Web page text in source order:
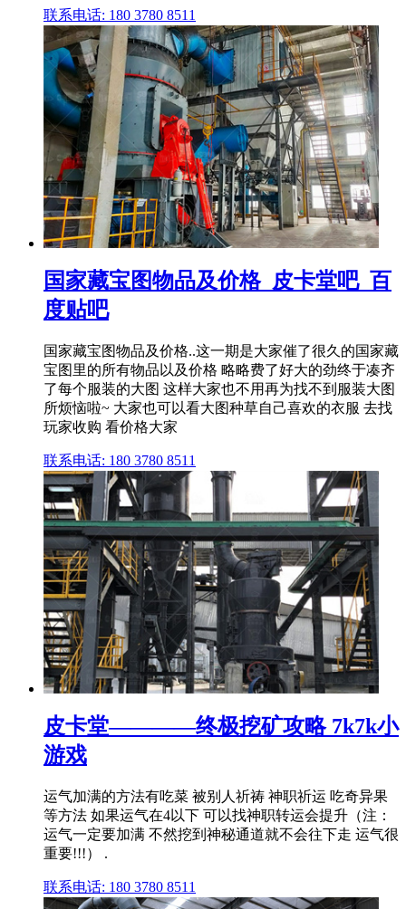
联系电话: 180 3780 8511
国家藏宝图物品及价格_皮卡堂吧_百
度贴吧
国家藏宝图物品及价格..这一期是大家催了很久的国家藏
宝图里的所有物品以及价格 略略费了好大的劲终于凑齐
了每个服装的大图 这样大家也不用再为找不到服装大图
所烦恼啦~ 大家也可以看大图种草自己喜欢的衣服 去找
玩家收购 看价格大家
联系电话: 180 3780 8511
皮卡堂————终极挖矿攻略 7k7k小
游戏
运气加满的方法有吃菜 被别人祈祷 神职祈运 吃奇异果
等方法 如果运气在4以下 可以找神职转运会提升（注：
运气一定要加满 不然挖到神秘通道就不会往下走 运气很
重要!!!） .
联系电话: 180 3780 8511